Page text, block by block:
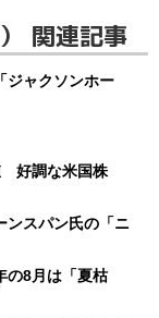
関連記事
ャクソンホー
好調な米国株
スパン氏の「ニ
8月は「夏枯